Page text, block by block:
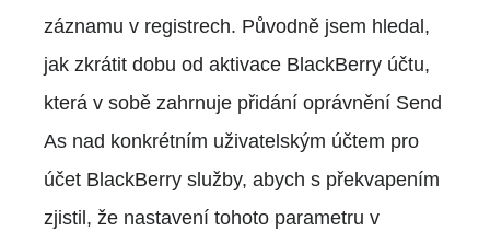
záznamu v registrech. Původně jsem hledal,
jak zkrátit dobu od aktivace BlackBerry účtu,
která v sobě zahrnuje přidání oprávnění Send
As nad konkrétním uživatelským účtem pro
účet BlackBerry služby, abych s překvapením
zjistil, že nastavení tohoto parametru v